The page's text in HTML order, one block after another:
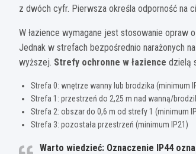
z dwóch cyfr. Pierwsza określa odporność na
W łazience wymagane jest stosowanie opraw
Jednak w strefach bezpośrednio narażonych
wyższej. Strefy ochronne w łazience dzielą
Strefa 0: wnętrze wanny lub brodzika (minimum
Strefa 1: przestrzeń do 2,25 m nad wanną/
Strefa 2: obszar do 0,6 m od strefy 1 (minimum
Strefa 3: pozostała przestrzeń (minimum IP21)
Warto wiedzieć: Oznaczenie IP44